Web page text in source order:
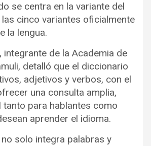
se centra en la variante del
cinco variantes oficialmente
la lengua.
integrante de la Academia de
detalló que el diccionario
adjetivos y verbos, con el
una consulta amplia,
tanto para hablantes como
aprender el idioma.
solo integra palabras y